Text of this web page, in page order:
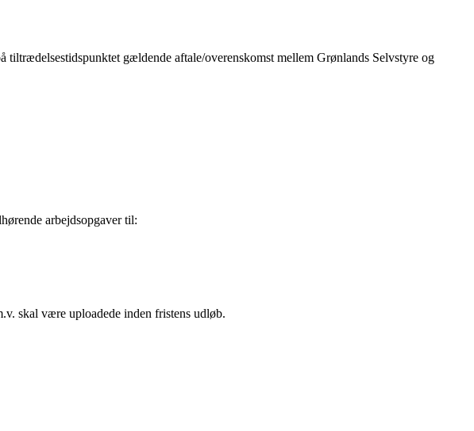
gældende aftale/overenskomst mellem Grønlands Selvstyre og
arbejdsopgaver til:
skal være uploadede inden fristens udløb.